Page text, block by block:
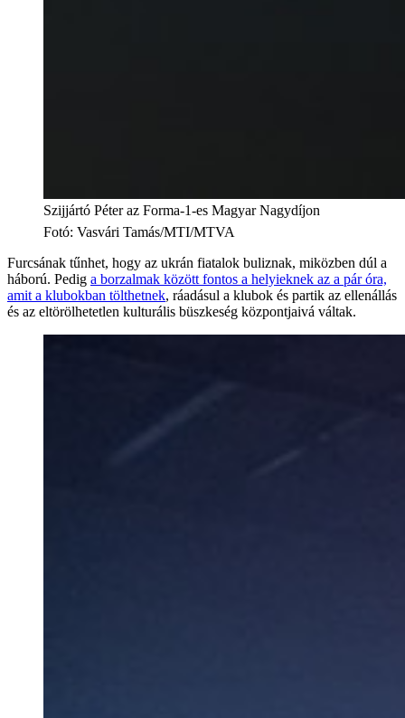
Szijjártó Péter az Forma-1-es Magyar Nagydíjon
Fotó: Vasvári Tamás/MTI/MTVA
Furcsának tűnhet, hogy az ukrán fiatalok buliznak, miközben dúl a
háború. Pedig a borzalmak között fontos a helyieknek az a pár óra,
amit a klubokban tölthetnek, ráadásul a klubok és partik az ellenállás
és az eltörölhetetlen kulturális büszkeség központjaivá váltak.